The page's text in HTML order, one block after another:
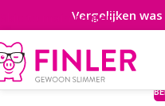
Skip to main content
Vergelijken